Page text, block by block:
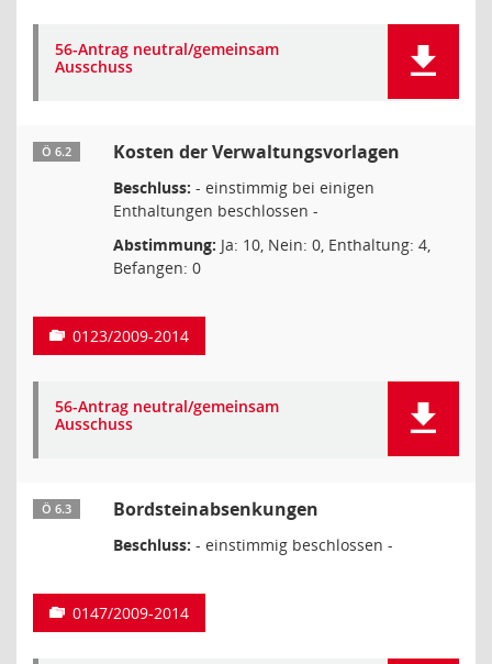
56-Antrag neutral/gemeinsam
Ausschuss
Ö 6.2 Kosten der Verwaltungsvorlagen
Beschluss: - einstimmig bei einigen
Enthaltungen beschlossen -
Abstimmung: Ja: 10, Nein: 0, Enthaltung: 4,
Befangen: 0
0123/2009-2014
56-Antrag neutral/gemeinsam
Ausschuss
Ö 6.3 Bordsteinabsenkungen
Beschluss: - einstimmig beschlossen -
0147/2009-2014